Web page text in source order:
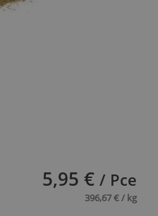
5,95 € / Pce
396,67 € / kg